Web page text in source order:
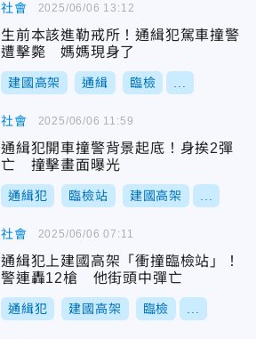
社會
生前本該進勒戒所！通緝犯駕車撞警
遭擊斃 媽媽現身了
建國高架 通緝 臨檢
2025/06/06 13:12
社會
通緝犯開車撞警背景起底！身挨2彈
亡 撞擊畫面曝光
通緝犯 臨檢站 建國高架
2025/06/06 11:59
社會
通緝犯上建國高架「衝撞臨檢站」！
警連轟12槍 他街頭中彈亡
通緝犯 建國高架 臨檢
2025/06/06 07:11